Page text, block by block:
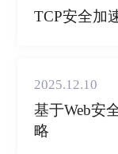
TCP安全加
2025.12.10
基于Web安
略